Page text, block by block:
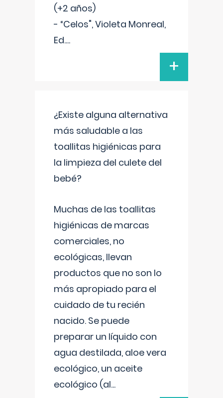
(+2 años)
- “Celos", Violeta Monreal,
Ed....
+
¿Existe alguna alternativa
más saludable a las
toallitas higiénicas para
la limpieza del culete del
bebé?
Muchas de las toallitas
higiénicas de marcas
comerciales, no
ecológicas, llevan
productos que no son lo
más apropiado para el
cuidado de tu recién
nacido. Se puede
preparar un líquido con
agua destilada, aloe vera
ecológico, un aceite
ecológico (al...